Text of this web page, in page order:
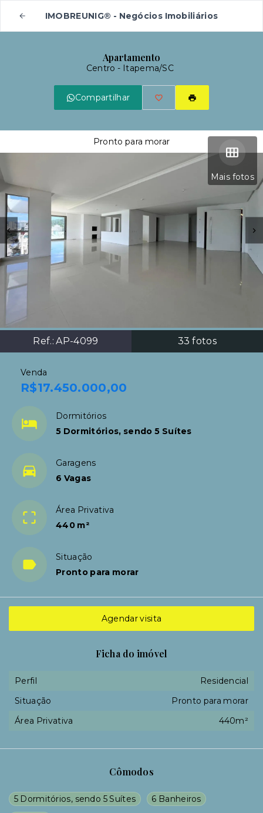
IMOBREUNIG® - Negócios Imobiliários
Apartamento
Centro - Itapema/SC
Compartilhar
Mais fotos
Ref.:AP-4099 33 fotos
Pronto para morar
Venda
R$17.450.000,00
Dormitórios
5 Dormitórios, sendo 5 Suítes
Garagens
6 Vagas
Área Privativa
440 m²
Situação
Pronto para morar
Cômodos
5 Dormitórios, sendo 5 Suítes
6 Banheiros
Agendar visita
Ficha do imóvel
Perfil
Residencial
Situação
Pronto para morar
Área Privativa
440m²